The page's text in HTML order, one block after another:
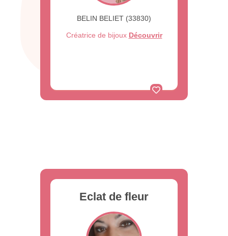
BELIN BELIET (33830)
Créatrice de bijoux Découvrir
Eclat de fleur